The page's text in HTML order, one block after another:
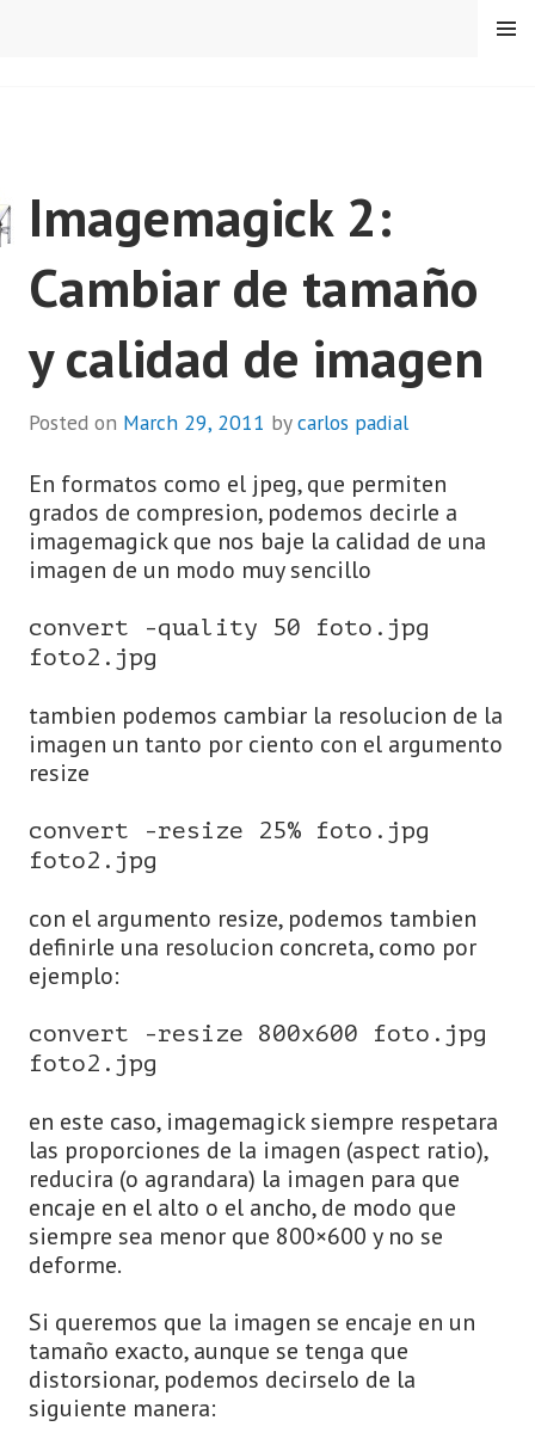
MENU
Imagemagick 2:
Cambiar de tamaño
y calidad de imagen
Posted on March 29, 2011 bycarlos padial
En formatos como el jpeg, que permiten
grados de compresion, podemos decirle a
imagemagick que nos baje la calidad de una
imagen de un modo muy sencillo
convert -quality 50 foto.jpg
foto2.jpg
tambien podemos cambiar la resolucion de la
imagen un tanto por ciento con el argumento
resize
convert -resize 25% foto.jpg
foto2.jpg
con el argumento resize, podemos tambien
definirle una resolucion concreta, como por
ejemplo:
convert -resize 800x600 foto.jpg
foto2.jpg
en este caso, imagemagick siempre respetara
las proporciones de la imagen (aspect ratio),
reducira (o agrandara) la imagen para que
encaje en el alto o el ancho, de modo que
siempre sea menor que 800×600 y no se
deforme.
Si queremos que la imagen se encaje en un
tamaño exacto, aunque se tenga que
distorsionar, podemos decirselo de la
siguiente manera: